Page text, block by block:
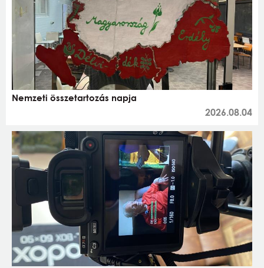
Nemzeti összetartozás napja
2026.08.04